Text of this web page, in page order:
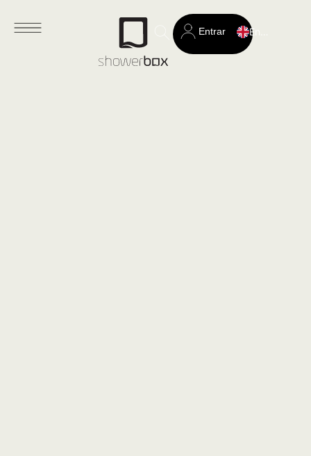
Search
for:
Entrar